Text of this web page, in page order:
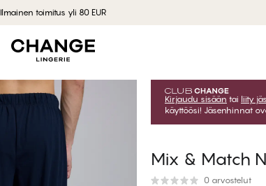
Ilmainen toimitus yli 80 EUR
Kirjaudu sisään tai liity
käyttöösi! Jäsenhinnat
Mix & Match
0 arvostelut